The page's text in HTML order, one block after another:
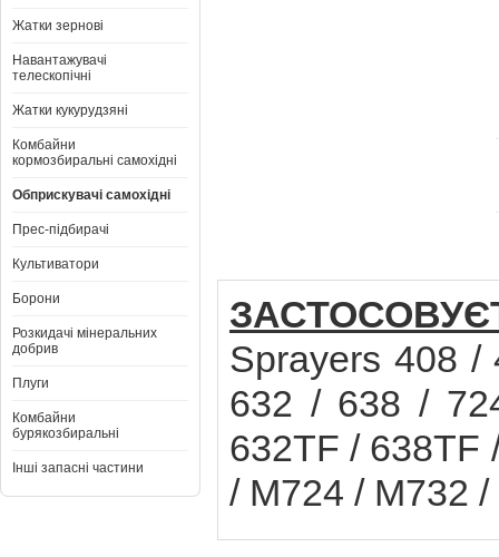
Жатки зернові
Навантажувачі
телескопічні
Жатки кукурудзяні
Комбайни
кормозбиральні самохідні
Обприскувачі самохідні
Прес-підбирачі
Культиватори
Борони
Розкидачі мінеральних
добрив
Плуги
Комбайни
бурякозбиральні
Інші запасні частини
Sprayers 408
632 / 638 /
632TF / 638TF
/ M724 / M732